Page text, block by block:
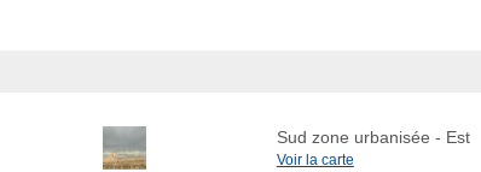
Sud zone urbanisée - Est
Voir la carte